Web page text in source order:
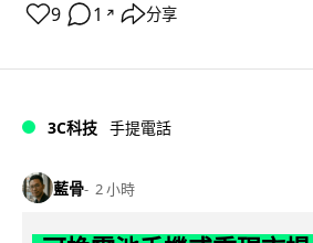
9 1 ↗ 分享
3C科技 手提電話
藍骨 2 小時